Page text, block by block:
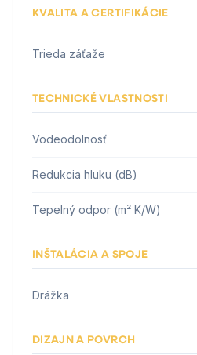
KVALITA A CERTIFIKÁCIE
Trieda záťaže
TECHNICKÉ VLASTNOSTI
Vodeodolnosť
Redukcia hluku (dB)
Tepelný odpor (m² K/W)
INŠTALÁCIA A SPOJE
Drážka
DIZAJN A POVRCH